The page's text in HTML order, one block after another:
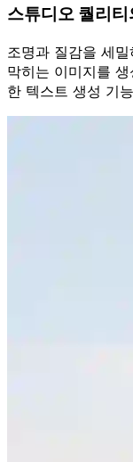
스튜디오 퀄리
조명과 질감을 세
막히는 이미지를
한 텍스트 생성 기